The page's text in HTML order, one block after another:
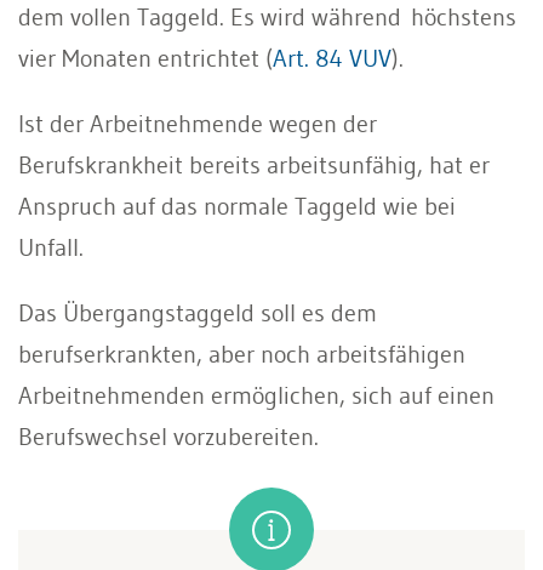
dem vollen Taggeld. Es wird während höchstens
vier Monaten entrichtet (Art. 84 VUV).
Ist der Arbeitnehmende wegen der
Berufskrankheit bereits arbeitsunfähig, hat er
Anspruch auf das normale Taggeld wie bei
Unfall.
Das Übergangstaggeld soll es dem
berufserkrankten, aber noch arbeitsfähigen
Arbeitnehmenden ermöglichen, sich auf einen
Berufswechsel vorzubereiten.